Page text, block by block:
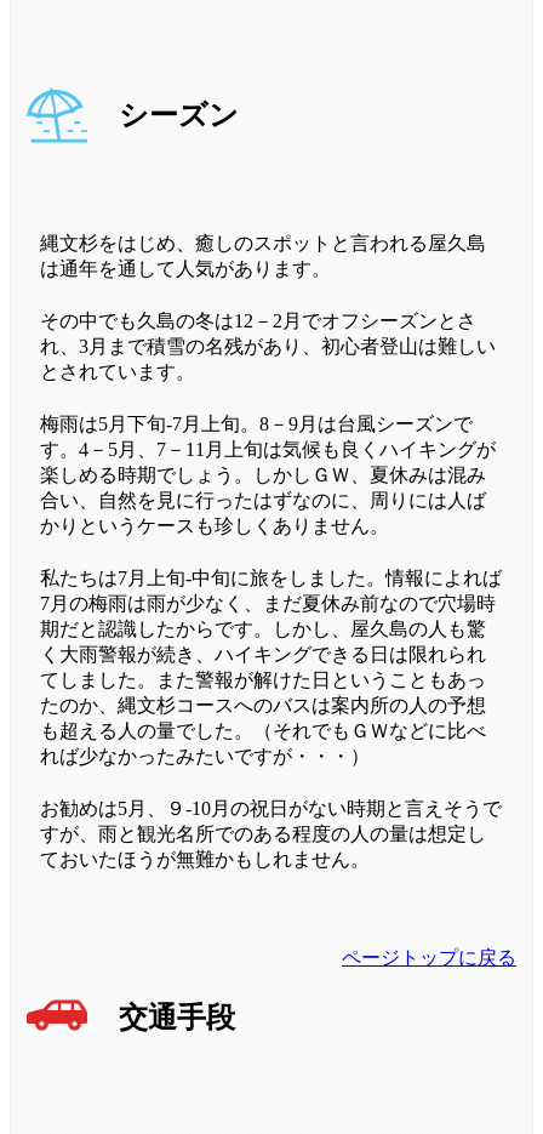
シーズン
縄文杉をはじめ、癒しのスポットと言われる屋久島
は通年を通して人気があります。
その中でも久島の冬は12－2月でオフシーズンとさ
れ、3月まで積雪の名残があり、初心者登山は難しい
とされています。
梅雨は5月下旬-7月上旬。8－9月は台風シーズンで
す。4－5月、7－11月上旬は気候も良くハイキングが
楽しめる時期でしょう。しかしＧＷ、夏休みは混み
合い、自然を見に行ったはずなのに、周りには人ば
かりというケースも珍しくありません。
私たちは7月上旬-中旬に旅をしました。情報によれば
7月の梅雨は雨が少なく、まだ夏休み前なので穴場時
期だと認識したからです。しかし、屋久島の人も驚
く大雨警報が続き、ハイキングできる日は限れられ
てしました。また警報が解けた日ということもあっ
たのか、縄文杉コースへのバスは案内所の人の予想
も超える人の量でした。（それでもＧＷなどに比べ
れば少なかったみたいですが・・・）
お勧めは5月、９-10月の祝日がない時期と言えそうで
すが、雨と観光名所でのある程度の人の量は想定し
ておいたほうが無難かもしれません。
ページトップに戻る
交通手段